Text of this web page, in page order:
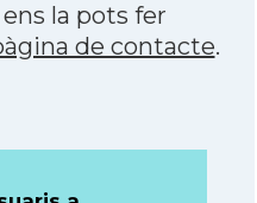
la pots fer
de contacte.